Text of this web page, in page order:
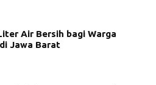
Air Bersih bagi Warga
Jawa Barat